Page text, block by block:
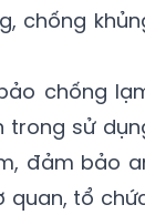
chống
chống
trong sử
đảm bảo
quan, tổ